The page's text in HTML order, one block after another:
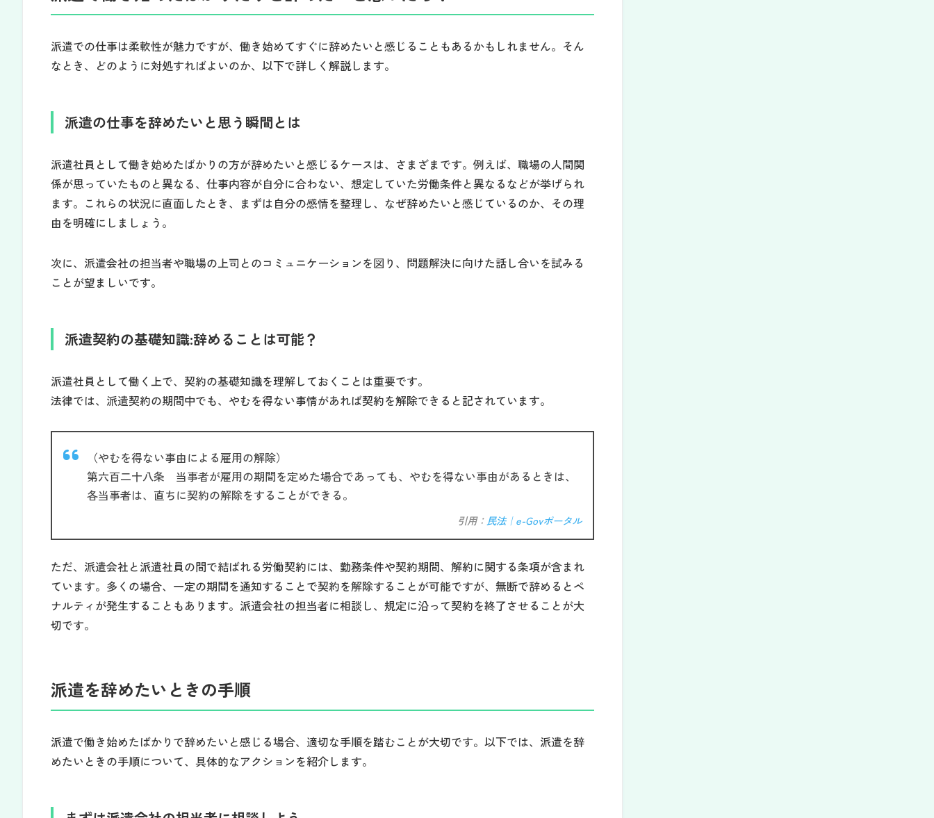
派遣での仕事は柔軟性が魅力ですが、働き始めてすぐに辞めたいと感じることもあるかもしれません。そん
なとき、どのように対処すればよいのか、以下で詳しく解説します。
派遣の仕事を辞めたいと思う瞬間とは
派遣社員として働き始めたばかりの方が辞めたいと感じるケースは、さまざまです。例えば、職場の人間関
係が思っていたものと異なる、仕事内容が自分に合わない、想定していた労働条件と異なるなどが挙げられ
ます。これらの状況に直面したとき、まずは自分の感情を整理し、なぜ辞めたいと感じているのか、その理
由を明確にしましょう。
次に、派遣会社の担当者や職場の上司とのコミュニケーションを図り、問題解決に向けた話し合いを試みる
ことが望ましいです。
派遣契約の基礎知識:辞めることは可能？
派遣社員として働く上で、契約の基礎知識を理解しておくことは重要です。
法律では、派遣契約の期間中でも、やむを得ない事情があれば契約を解除できると記されています。
（やむを得ない事由による雇用の解除）
第六百二十八条 当事者が雇用の期間を定めた場合であっても、やむを得ない事由があるときは、
各当事者は、直ちに契約の解除をすることができる。
引用：民法｜e-Govポータル
ただ、派遣会社と派遣社員の間で結ばれる労働契約には、勤務条件や契約期間、解約に関する条項が含まれ
ています。多くの場合、一定の期間を通知することで契約を解除することが可能ですが、無断で辞めるとペ
ナルティが発生することもあります。派遣会社の担当者に相談し、規定に沿って契約を終了させることが大
切です。
派遣を辞めたいときの手順
派遣で働き始めたばかりで辞めたいと感じる場合、適切な手順を踏むことが大切です。以下では、派遣を辞
めたいときの手順について、具体的なアクションを紹介します。